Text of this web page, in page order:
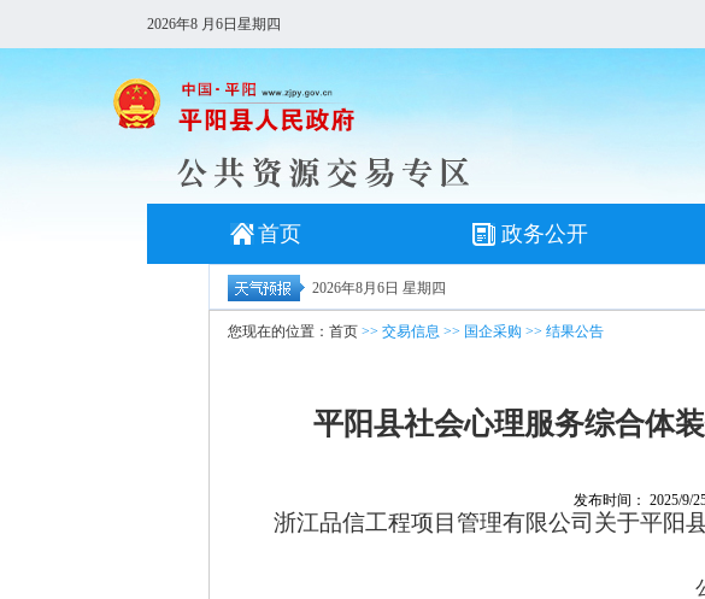
2026年8 月6日星期四
首页 政务公开
2026年8月6日 星期四
您现在的位置： 首页 >> 交易信息 >> 国企采购 >> 结果公告
平阳县社会心理服务综合体
发布时间： 2025/9/
浙江品信工程项目管理有限公司关于平阳